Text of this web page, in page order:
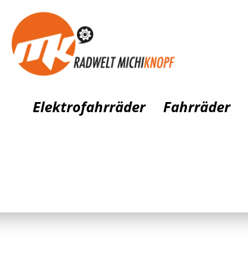
Elektrofahrräder Fahrräder